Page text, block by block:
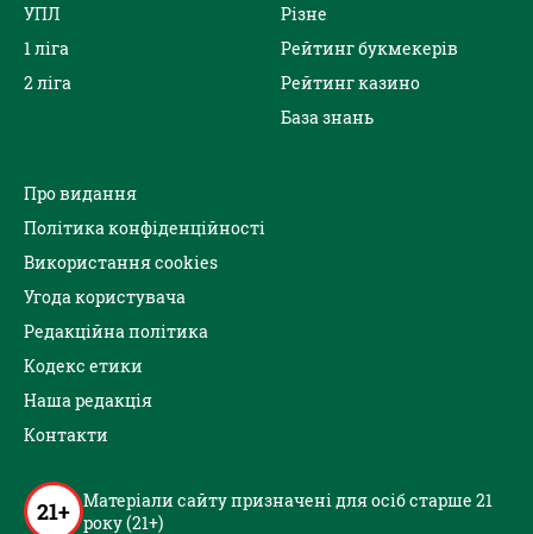
УПЛ
1 ліга
2 ліга
Різне
Рейтинг букмекерів
Рейтинг казино
База знань
Про видання
Політика конфіденційності
Використання cookies
Угода користувача
Редакційна політика
Кодекс етики
Наша редакція
Контакти
21+ Матеріали сайту призначені для осіб старше 21
року (21+)